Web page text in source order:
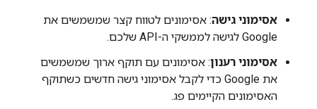
אסימוני גישה: אסימונים לטווח קצר שמשמשים את
Google לגישה לממשקי ה-API שלכם.
אסימוני רענון: אסימונים עם תוקף ארוך שמשמשים
את Google כדי לקבל אסימוני גישה חדשים כשתוקף
האסימונים הקיימים פג.